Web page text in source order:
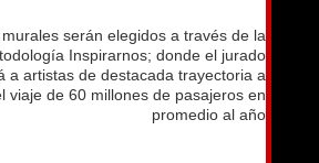
serán elegidos a través de la
Inspirarnos; donde el jurado
a artistas de destacada trayectoria a
viaje de 60 millones de pasajeros en
promedio al año